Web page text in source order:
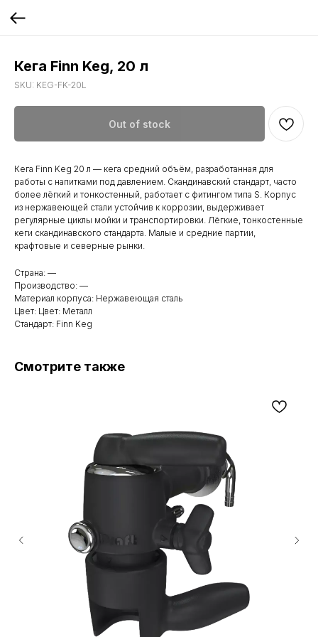
Кега Finn Keg, 20 л
SKU: KEG-FK-20L
Out of stock
Кега Finn Keg 20 л — кега средний объём, разработанная для
работы с напитками под давлением. Скандинавский стандарт, часто
более лёгкий и тонкостенный, работает с фитингом типа S. Корпус
из нержавеющей стали устойчив к коррозии, выдерживает
регулярные циклы мойки и транспортировки. Лёгкие, тонкостенные
кеги скандинавского стандарта. Малые и средние партии,
крафтовые и северные рынки.
Страна: —
Производство: —
Материал корпуса: Нержавеющая сталь
Цвет: Цвет: Металл
Стандарт: Finn Keg
Смотрите также